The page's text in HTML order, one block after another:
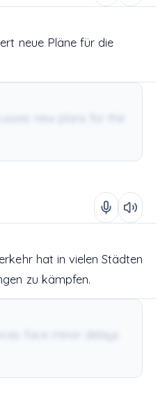
neue Pläne für die
hat in vielen Städten
zu kämpfen.